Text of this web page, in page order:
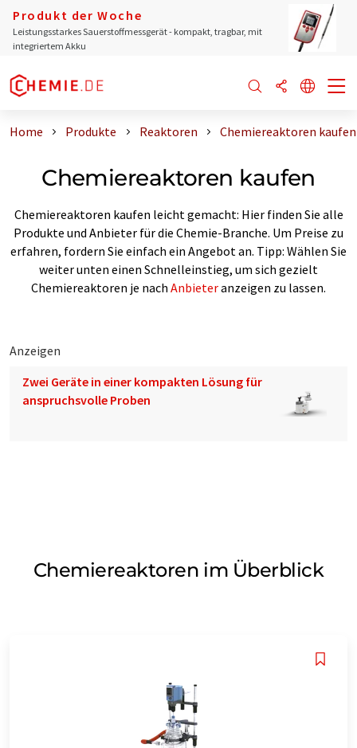
Produkt der Woche
Leistungsstarkes Sauerstoffmessgerät - kompakt, tragbar, mit
integriertem Akku
Home Produkte Reaktoren Chemiereaktoren kaufen
Chemiereaktoren kaufen
Chemiereaktoren kaufen leicht gemacht: Hier finden Sie alle
Produkte und Anbieter für die Chemie-Branche. Um Preise zu
erfahren, fordern Sie einfach ein Angebot an. Tipp: Wählen Sie
weiter unten einen Schnelleinstieg, um sich gezielt
Chemiereaktoren je nach Anbieteranzeigen zu lassen.
Anzeigen
Zwei Geräte in einer kompakten Lösung für
anspruchsvolle Proben
Chemiereaktoren im Überblick